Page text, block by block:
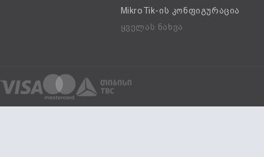
MikroTik-ის კონფიგურაცია
ყველას ნახვა